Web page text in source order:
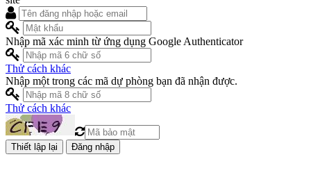
Nhập mã xác minh từ ứng dụng Google Authenticator
Thử cách khác
Nhập một trong các mã dự phòng bạn đã nhận được.
Thử cách khác
Đăng nhập